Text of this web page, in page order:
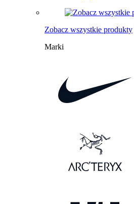
Zobacz wszystkie produkty
Marki